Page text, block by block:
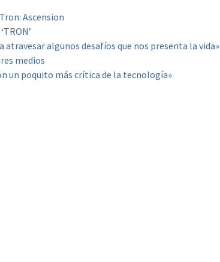
Ascension
atravesar algunos desafíos que nos presenta la vida»
medios
un poquito más crítica de la tecnología»